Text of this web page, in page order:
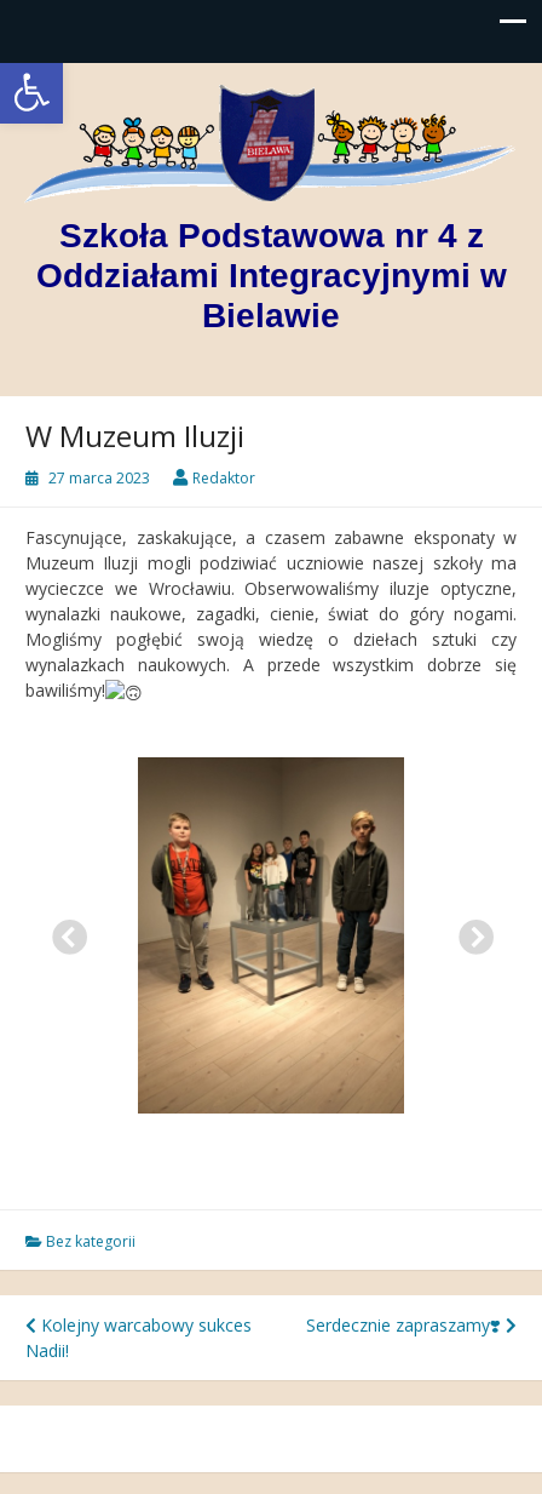
Open toolbar
Szkoła Podstawowa nr 4 z
Oddziałami Integracyjnymi w
Bielawie
W Muzeum Iluzji
27 marca 2023 Redaktor
Fascynujące, zaskakujące, a czasem zabawne eksponaty w
Muzeum Iluzji mogli podziwiać uczniowie naszej szkoły ma
wycieczce we Wrocławiu. Obserwowaliśmy iluzje optyczne,
wynalazki naukowe, zagadki, cienie, świat do góry nogami.
Mogliśmy pogłębić swoją wiedzę o dziełach sztuki czy
wynalazkach naukowych. A przede wszystkim dobrze się
bawiliśmy!
Bez kategorii
Nawigacja
wpisu
Kolejny warcabowy sukces
Nadii!
Serdecznie zapraszamy❣️